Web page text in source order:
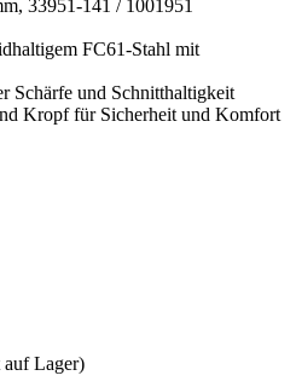
33951-141 / 1001951
FC61-Stahl mit
Schärfe und Schnitthaltigkeit
Kropf für Sicherheit und Komfort
Lager)